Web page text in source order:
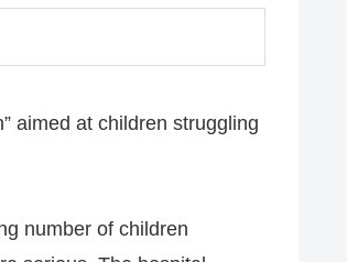
aimed at children struggling
number of children